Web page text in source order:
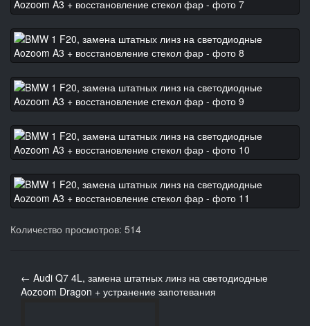
Количество просмотров: 514
← Audi Q7 4L, замена штатных линз на светодиодные
Aozoom Dragon + устранение запотевания